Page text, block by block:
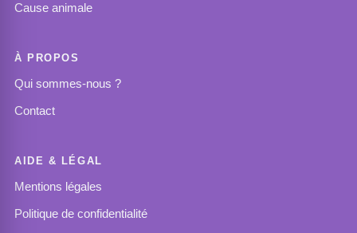
Cause animale
À PROPOS
Qui sommes-nous ?
Contact
AIDE & LÉGAL
Mentions légales
Politique de confidentialité